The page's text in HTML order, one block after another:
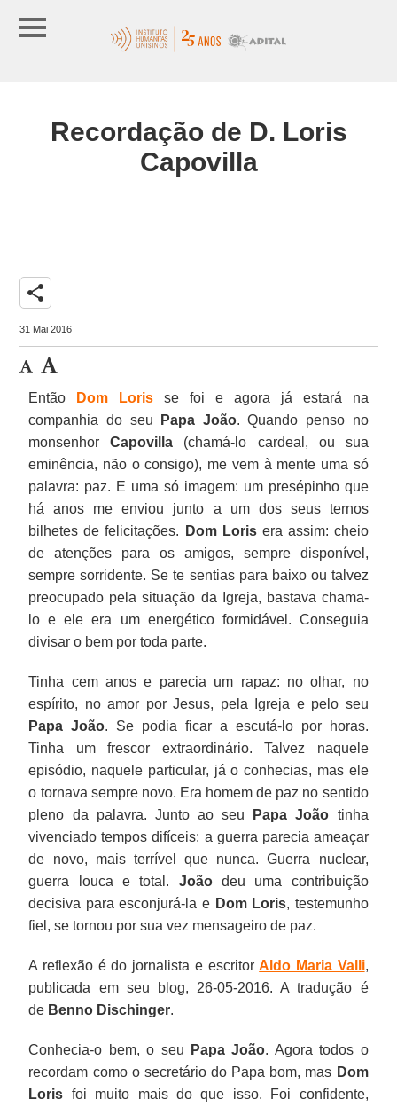
Recordação de D. Loris
Capovilla
share
31 Mai 2016
Então Dom Loris se foi e agora já estará na
companhia do seu
Papa João. Quando penso no
monsenhorCapovilla (chamá-lo cardeal, ou sua
eminência, não o consigo), me vem à mente uma só
palavra: paz. E uma só imagem: um presépinho que
há anos me enviou junto a um dos seus ternos
bilhetes de felicitações.
Dom Lorisera assim: cheio
de atenções para os amigos, sempre disponível,
sempre sorridente. Se te sentias para baixo ou talvez
preocupado pela situação da Igreja, bastava chama-
lo e ele era um energético formidável. Conseguia
divisar o bem por toda parte.
Tinha cem anos e parecia um rapaz: no olhar, no
espírito, no amor por Jesus, pela Igreja e pelo seu
Papa João. Se podia ficar a escutá-lo por horas.
Tinha um frescor extraordinário. Talvez naquele
episódio, naquele particular, já o conhecias, mas ele
o tornava sempre novo. Era homem de paz no sentido
pleno da palavra. Junto ao seu
Papa João tinha
vivenciado tempos difíceis: a guerra parecia ameaçar
de novo, mais terrível que nunca. Guerra nuclear,
guerra louca e total. Joãodeu uma contribuição
decisiva para esconjurá-la e Dom Loris, testemunho
fiel, se tornou por sua vez mensageiro de paz.
A reflexão é do jornalista e escritorAldo Maria Valli,
publicada em seu blog, 26-05-2016. A tradução é
de Benno Dischinger.
Conhecia-o bem, o seu Papa João. Agora todos o
recordam como o secretário do Papa bom, mas Dom
Loris foi muito mais do que isso. Foi confidente,